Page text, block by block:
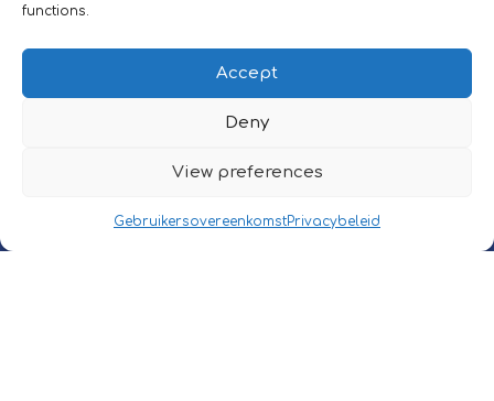
functions.
Accept
Deny
View preferences
GebruikersovereenkomstPrivacybeleid
INFORMATION
Eurofleet Consult
1800 Vilvoorde, Belgium
sales@carcostadvisor.com